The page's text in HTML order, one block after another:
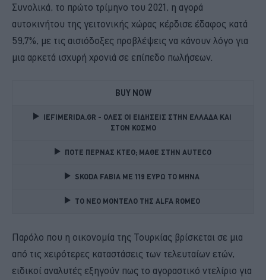
Συνολικά, το πρώτο τρίμηνο του 2021, η αγορά
αυτοκινήτου της γειτονικής χώρας κέρδισε έδαφος κατά
59,7%, με τις αισιόδοξες προβλέψεις να κάνουν λόγο για
μια αρκετά ισχυρή χρονιά σε επίπεδο πωλήσεων.
BUY NOW
IEFIMERIDA.GR - ΟΛΕΣ ΟΙ ΕΙΔΗΣΕΙΣ ΣΤΗΝ ΕΛΛΑΔΑ ΚΑΙ
ΣΤΟΝ ΚΟΣΜΟ
ΠΟΤΕ ΠΕΡΝΑΣ ΚΤΕΟ; ΜΑΘΕ ΣΤΗΝ ΑUTECO
SKODA FABIA ME 119 ΕΥΡΩ ΤΟ ΜΗΝΑ
TO NEO MONTΕΛΟ ΤΗΣ ALFA ROMEO
Παρόλο που η οικονομία της Τουρκίας βρίσκεται σε μια
από τις χειρότερες καταστάσεις των τελευταίων ετών,
ειδικοί αναλυτές εξηγούν πως το αγοραστικό ντελίριο για